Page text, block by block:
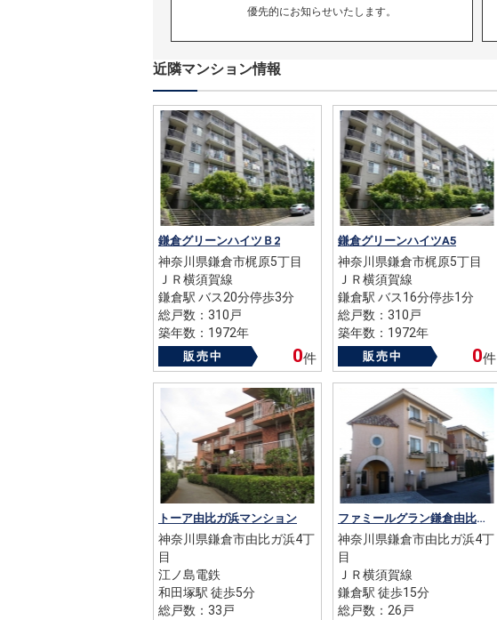
優先的にお知らせいたします。
近隣マンション情報
鎌倉グリーンハイツＢ2
神奈川県鎌倉市梶原5丁目
ＪＲ横須賀線
鎌倉駅 バス20分停歩3分
総戸数：310戸
築年数：1972年
販売中 0件
鎌倉グリーンハイツA5
神奈川県鎌倉市梶原5丁目
ＪＲ横須賀線
鎌倉駅 バス16分停歩1分
総戸数：310戸
築年数：1972年
販売中 0件
トーア由比ガ浜マンション
神奈川県鎌倉市由比ガ浜4丁
目
江ノ島電鉄
和田塚駅 徒歩5分
総戸数：33戸
ファミールグラン鎌倉由比が浜
神奈川県鎌倉市由比ガ浜4丁
目
ＪＲ横須賀線
鎌倉駅 徒歩15分
総戸数：26戸